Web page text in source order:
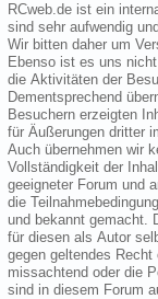
RCweb.de ist ein
sind sehr aufwendig
Wir bitten daher um
Ebenso ist es uns
die Aktivitäten der
Dementsprechend
Besuchern erzeigten
für Äußerungen dritter
Auch übernehmen wir
Vollständigkeit der
geeigneter Forum und
die
und bekannt gemacht.
für diesen als Autor
gegen geltendes
missachtend oder die
sind in diesem Forum